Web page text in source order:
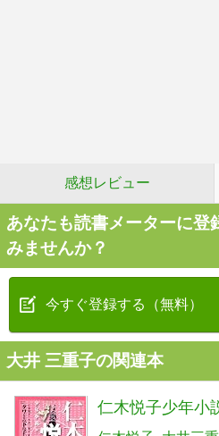
感想レビュー
あなたも読書メーターに登
みませんか？
今すぐ登録する（無料）
大井 三重子の関連本
仁木悦子少年小